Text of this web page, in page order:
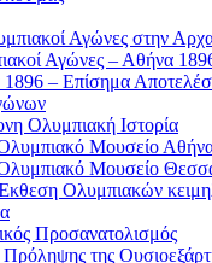
Αγώνες στην
Αγώνες – Αθήνα
– Επίσημα
Ολυμπιακή Ιστορία
Μουσείο
Μουσείο
Ολυμπιακών
Προσανατολισμός
της